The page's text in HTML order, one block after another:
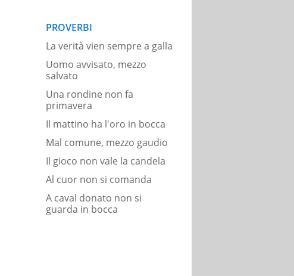
PROVERBI
La verità vien sempre a galla
Uomo avvisato, mezzo
salvato
Una rondine non fa
primavera
Il mattino ha l'oro in bocca
Mal comune, mezzo gaudio
Il gioco non vale la candela
Al cuor non si comanda
A caval donato non si
guarda in bocca